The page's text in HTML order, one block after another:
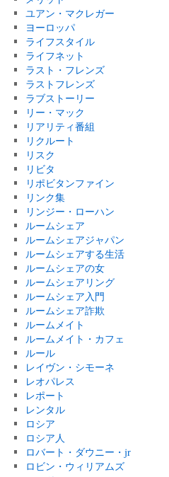
ユアン・マクレガー
ヨーロッパ
ライフスタイル
ライフネット
ラスト・フレンズ
ラストフレンズ
ラブストーリー
リー・マック
リアリティ番組
リクルート
リスク
リビタ
リポビタンファイン
リンク集
リンジー・ローハン
ルームシェア
ルームシェアジャパン
ルームシェアする生活
ルームシェアの女
ルームシェアリング
ルームシェア入門
ルームシェア詐欺
ルームメイト
ルームメイト・カフェ
ルール
レイヴン・シモーネ
レオパレス
レポート
レンタル
ロシア
ロシア人
ロバート・ダウニー・jr
ロビン・ウィリアムズ